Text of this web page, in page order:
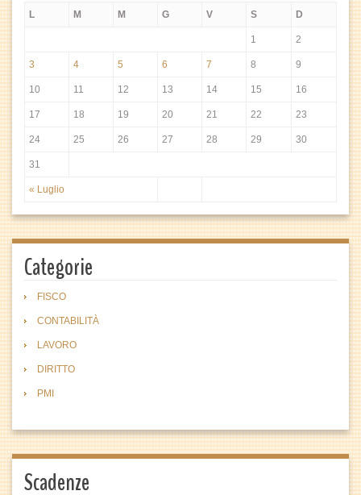
L
M M G V S D
« Luglio
1 2
3 4 5 6 7 8 9
10 11 12 13 14 15 16
17 18 19 20 21 22 23
24 25 26 27 28 29 30
31
Categorie
FISCO
CONTABILITÀ
LAVORO
DIRITTO
PMI
Scadenze